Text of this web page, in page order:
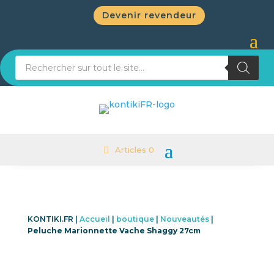
Devenir revendeur
Articles 0
KONTIKI.FR | Accueil boutique| Nouveautés|
Peluche Marionnette Vache Shaggy 27cm